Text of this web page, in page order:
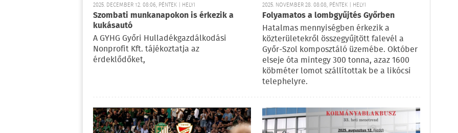
2025. DECEMBER 12. 08:06, PÉNTEK | HELYI
Szombati munkanapokon is érkezik a
kukásautó
A GYHG Győri Hulladékgazdálkodási
Nonprofit Kft. tájékoztatja az
érdeklődőket,
2025. NOVEMBER 28. 08:08, PÉNTEK | HELYI
Folyamatos a lombgyűjtés Győrben
Hatalmas mennyiségben érkezik a
közterületekről összegyűjtött falevél a
Győr-Szol komposztáló üzemébe. Október
elseje óta mintegy 300 tonna, azaz 1600
köbméter lomot szállítottak be a likócsi
telephelyre.